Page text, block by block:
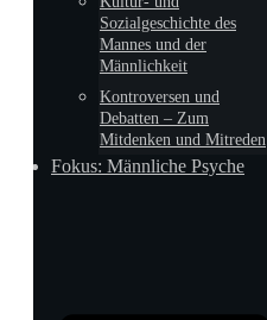
Sozialgeschichte des
Mannes und der
Männlichkeit
Kontroversen und
Debatten – Zum
Mitdenken und Mitreden
Fokus: Männliche Psyche